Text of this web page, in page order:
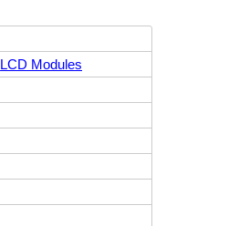
LCD Modules